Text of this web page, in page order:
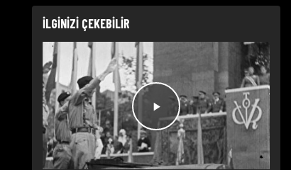
İLGİNİZİ ÇEKEBİLİR